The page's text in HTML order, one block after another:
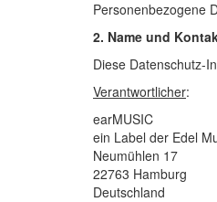
Personenbezogene
2. Name und
Diese Datenschutz-
Verantwortlicher:
earMUSIC
ein Label der Edel
Neumühlen 17
22763 Hamburg
Deutschland